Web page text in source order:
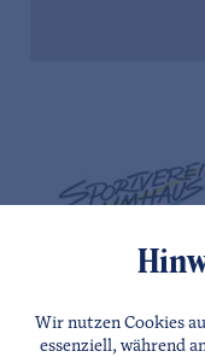
Wir nutzen Cookies
essenziell, während